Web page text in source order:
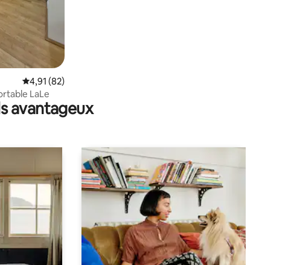
Évaluation moyenne sur la base de 82 commentaires : 4,91 sur 5
4,91 (82)
LaLe
avantageux